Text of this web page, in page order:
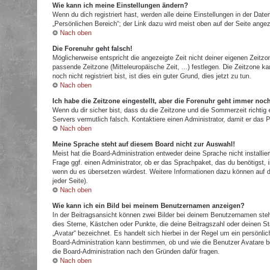
Wie kann ich meine Einstellungen ändern?
Wenn du dich registriert hast, werden alle deine Einstellungen in der
„Persönlichen Bereich“; der Link dazu wird meist oben auf der Seite
Nach oben
Die Forenuhr geht falsch!
Möglicherweise entspricht die angezeigte Zeit nicht deiner eigenen
passende Zeitzone (Mitteleuropäische Zeit, ...) festlegen. Die Zeitzone
noch nicht registriert bist, ist dies ein guter Grund, dies jetzt zu tun.
Nach oben
Ich habe die Zeitzone eingestellt, aber die Forenuhr geht immer
Wenn du dir sicher bist, dass du die Zeitzone und die Sommerzeit
Servers vermutlich falsch. Kontaktiere einen Administrator, damit er das
Nach oben
Meine Sprache steht auf diesem Board nicht zur Auswahl!
Meist hat die Board-Administration entweder deine Sprache nicht
Frage ggf. einen Administrator, ob er das Sprachpaket, das du
wenn du es übersetzen würdest. Weitere Informationen dazu können
jeder Seite).
Nach oben
Wie kann ich ein Bild bei meinem Benutzernamen anzeigen?
In der Beitragsansicht können zwei Bilder bei deinem Benutzernamen
dies Sterne, Kästchen oder Punkte, die deine Beitragszahl oder deinen
„Avatar“ bezeichnet. Es handelt sich hierbei in der Regel um ein
Board-Administration kann bestimmen, ob und wie die Benutzer
die Board-Administration nach den Gründen dafür fragen.
Nach oben